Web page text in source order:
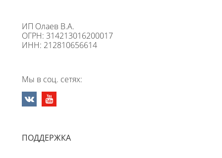
ИП Олаев В.А.
ОГРН: 314213016200017
ИНН: 212810656614
Мы в соц. сетях:
ПОДДЕРЖКА